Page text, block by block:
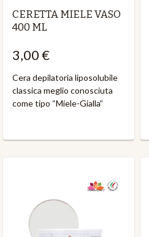
CERETTA MIELE VASO
400 ML
3,00 €
Cera depilatoria liposolubile
classica meglio conosciuta
come tipo “Miele-Gialla”